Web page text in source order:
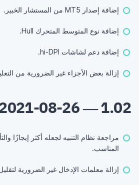
إضافة إصدار MT5 من المستشار الخبير.
إضافة نوع المتوسط المتحرك Hull.
إضافة دعم لشاشات hi-DPI.
إزالة بعض الأجزاء غير الضرورية من
1.02 — 2021-08-26
مراجعة نظام التنبيه لجعله أكثر إيجازًا
المناسب.
إزالة معلمات الإدخال غير الضرورية